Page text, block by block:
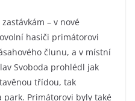
– v nové
hasiči primátorovi
člunu, a v místní
Svoboda prohlédl jak
třídou, tak
Primátorovi byly také